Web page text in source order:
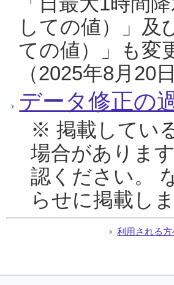
しての値）」及
ての値）」も変
（2025年8月20日
データ修正の
※ 掲載してい
場合がありま
認ください。
らせに掲載しま
利用される方